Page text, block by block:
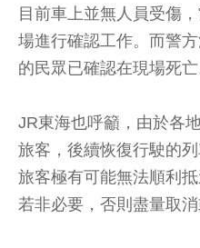
目前車上並無人員受傷
場進行確認工作。而警
的民眾已確認在現場死亡
JR東海也呼籲，由於各
旅客，後續恢復行駛的
旅客極有可能無法順利
若非必要，否則盡量取消